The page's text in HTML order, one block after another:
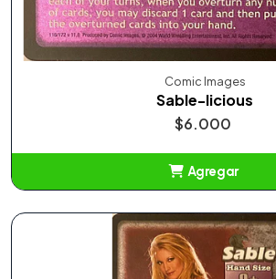
Comic Images
Sable-licious
$6.000
Agregar